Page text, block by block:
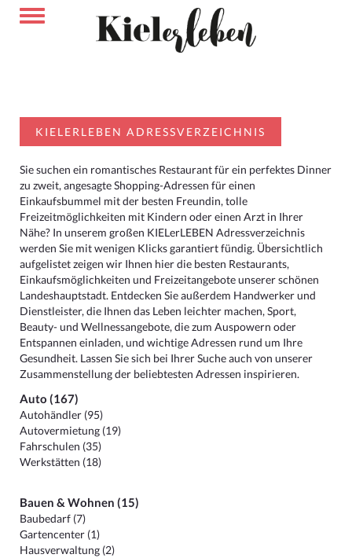
KIELERLEBEN ADRESSVERZEICHNIS
Sie suchen ein romantisches Restaurant für ein perfektes Dinner
zu zweit, angesagte Shopping-Adressen für einen
Einkaufsbummel mit der besten Freundin, tolle
Freizeitmöglichkeiten mit Kindern oder einen Arzt in Ihrer
Nähe? In unserem großen KIELerLEBEN Adressverzeichnis
werden Sie mit wenigen Klicks garantiert fündig. Übersichtlich
aufgelistet zeigen wir Ihnen hier die besten Restaurants,
Einkaufsmöglichkeiten und Freizeitangebote unserer schönen
Landeshauptstadt. Entdecken Sie außerdem Handwerker und
Dienstleister, die Ihnen das Leben leichter machen, Sport,
Beauty- und Wellnessangebote, die zum Auspowern oder
Entspannen einladen, und wichtige Adressen rund um Ihre
Gesundheit. Lassen Sie sich bei Ihrer Suche auch von unserer
Zusammenstellung der beliebtesten Adressen inspirieren.
Auto (167)
Autohändler (95)
Autovermietung (19)
Fahrschulen (35)
Werkstätten (18)
Bauen & Wohnen (15)
Baubedarf (7)
Gartencenter (1)
Hausverwaltung (2)